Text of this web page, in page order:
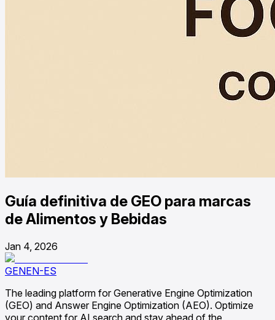
Guía definitiva de GEO para marcas
de Alimentos y Bebidas
Jan 4, 2026
GENEN-ES
The leading platform for Generative Engine Optimization
(GEO) and Answer Engine Optimization (AEO). Optimize